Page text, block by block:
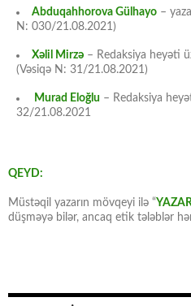
Abduqahhorova Gülhayo –
N: 030/21.08.2021)
Xəlil Mirzə – Redaksiya heyəti
(Vəsiqə N: 31/21.08.2021)
Murad Eloğlu – Redaksiya
32/21.08.2021
QEYD:
Müstəqil yazarın mövqeyi ilə “
düşməyə bilər, ancaq etik tələblər